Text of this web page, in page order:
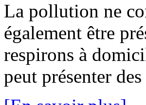
La pollution ne
également être
respirons à
peut présenter